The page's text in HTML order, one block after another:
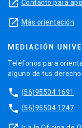
launch Contacto para
launch Más orientación
MEDIACIÓN
Teléfonos para
alguno de tus
phone (56)95504 1691
phone (56)95504 1247